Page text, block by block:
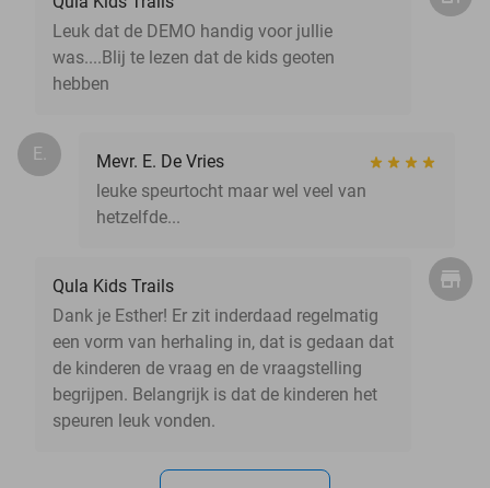
Leuk dat de DEMO handig voor jullie
was....Blij te lezen dat de kids geoten
hebben
E.
Mevr. E. De Vries
leuke speurtocht maar wel veel van
hetzelfde...
Qula Kids Trails
Dank je Esther! Er zit inderdaad regelmatig
een vorm van herhaling in, dat is gedaan dat
de kinderen de vraag en de vraagstelling
begrijpen. Belangrijk is dat de kinderen het
speuren leuk vonden.